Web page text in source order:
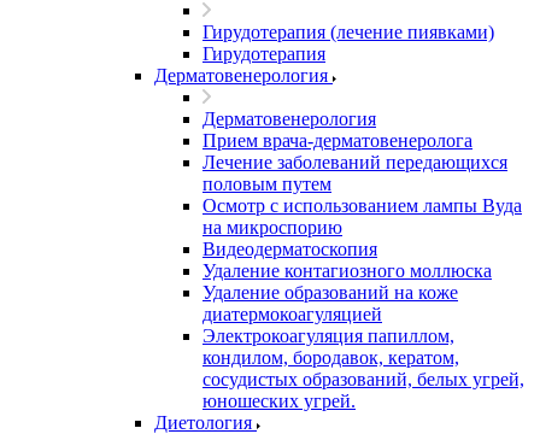
Гирудотерапия (лечение пиявками)
Гирудотерапия
Дерматовенерология
Дерматовенерология
Прием врача-дерматовенеролога
Лечение заболеваний передающихся
половым путем
Осмотр с использованием лампы Вуда
на микроспорию
Видеодерматоскопия
Удаление контагиозного моллюска
Удаление образований на коже
диатермокоагуляцией
Электрокоагуляция папиллом,
кондилом, бородавок, кератом,
сосудистых образований, белых угрей,
юношеских угрей.
Диетология